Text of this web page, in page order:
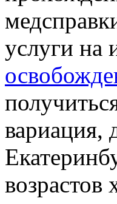
услуги на
вариация,
возрастов